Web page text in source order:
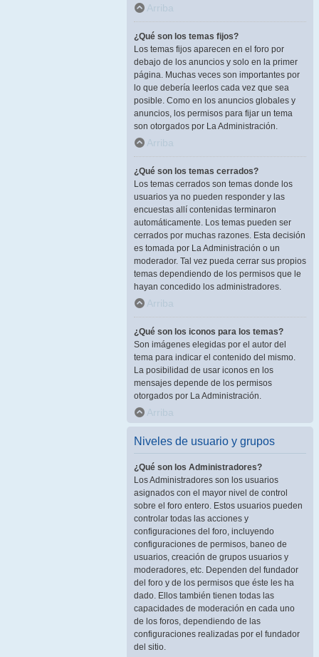
Arriba
¿Qué son los temas fijos?
Los temas fijos aparecen en el foro por
debajo de los anuncios y solo en la primer
página. Muchas veces son importantes por
lo que debería leerlos cada vez que sea
posible. Como en los anuncios globales y
anuncios, los permisos para fijar un tema
son otorgados por La Administración.
Arriba
¿Qué son los temas cerrados?
Los temas cerrados son temas donde los
usuarios ya no pueden responder y las
encuestas allí contenidas terminaron
automáticamente. Los temas pueden ser
cerrados por muchas razones. Esta decisión
es tomada por La Administración o un
moderador. Tal vez pueda cerrar sus propios
temas dependiendo de los permisos que le
hayan concedido los administradores.
Arriba
¿Qué son los iconos para los temas?
Son imágenes elegidas por el autor del
tema para indicar el contenido del mismo.
La posibilidad de usar iconos en los
mensajes depende de los permisos
otorgados por La Administración.
Arriba
Niveles de usuario y grupos
¿Qué son los Administradores?
Los Administradores son los usuarios
asignados con el mayor nivel de control
sobre el foro entero. Estos usuarios pueden
controlar todas las acciones y
configuraciones del foro, incluyendo
configuraciones de permisos, baneo de
usuarios, creación de grupos usuarios y
moderadores, etc. Dependen del fundador
del foro y de los permisos que éste les ha
dado. Ellos también tienen todas las
capacidades de moderación en cada uno
de los foros, dependiendo de las
configuraciones realizadas por el fundador
del sitio.